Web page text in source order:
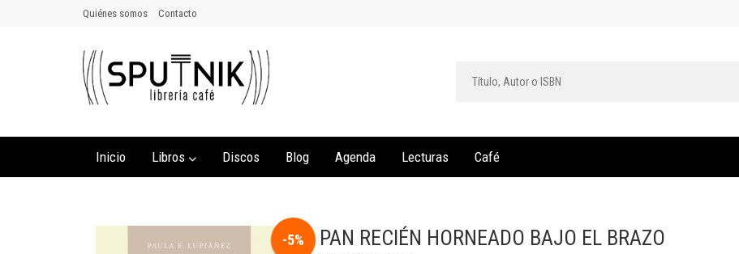
Quiénes somos Contacto
Inicio Libros Discos Blog Agenda Lecturas Café
-5% PAN RECIÉN HORNEADO BAJO EL BRAZO